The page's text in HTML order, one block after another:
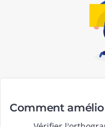
Comment